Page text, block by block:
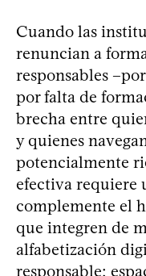
Cuando las
renuncian a
responsables
por falta de
brecha entre
y quienes
potencialmente
efectiva requiere
complemente el
que integren de
alfabetización
responsable;